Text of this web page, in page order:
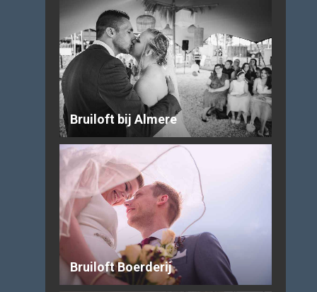
Bruiloft bij Almere
Bruiloft Boerderij